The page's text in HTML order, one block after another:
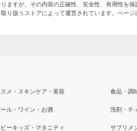
ますが、その内容の正確性、安全性、有用性を保
り扱うストアによって運営されています。ペー
メ・スキンケア・美容 食品・調
ール・ワイン・お酒 洗剤・テ
ーキッズ・マタニティ サプリメ